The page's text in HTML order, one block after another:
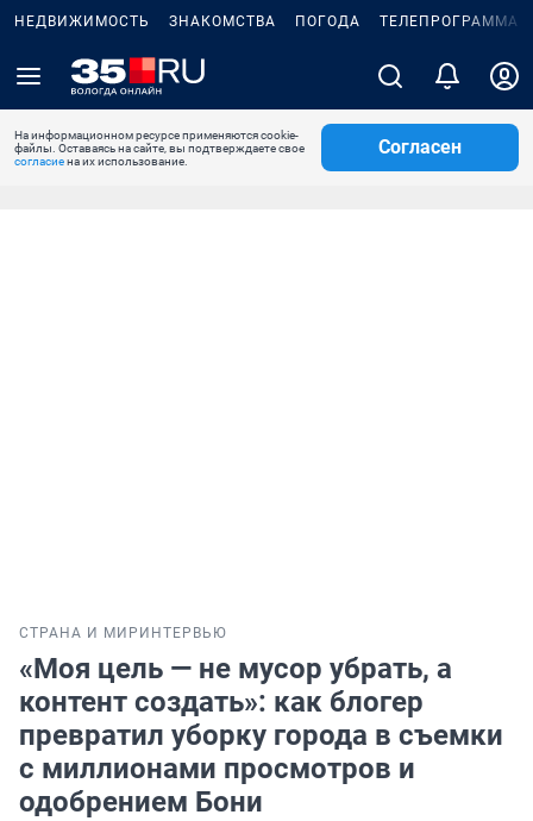
НЕДВИЖИМОСТЬ ЗНАКОМСТВА ПОГОДА ТЕЛЕПРОГРАММА
На информационном ресурсе применяются cookie-
файлы. Оставаясь на сайте, вы подтверждаете свое
согласиена их использование.
Согласен
СТРАНА И МИР ИНТЕРВЬЮ
«Моя цель — не мусор убрать, а
контент создать»: как блогер
превратил уборку города в съемки
с миллионами просмотров и
одобрением Бони